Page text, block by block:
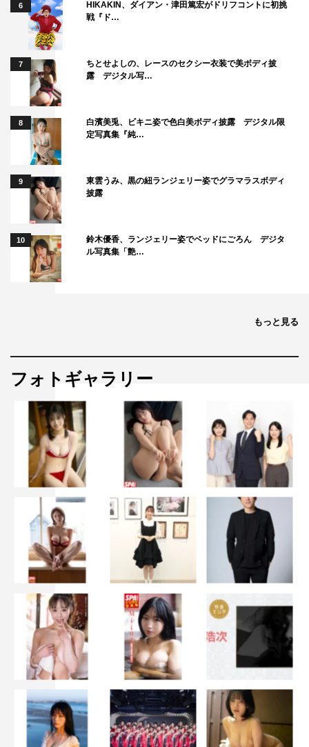
6
HIKAKIN、ダイアン・津田篤宏がドリフコントに初挑
戦『ド…
7
ちとせよしの、レースのセクシー衣装で美ボディ披
露 デジタル写…
8
白濱美兎、ビキニ姿で色白美ボディ披露 デジタル限
定写真集『純…
9
東雲うみ、黒の紐ランジェリー姿でグラマラスボディ
披露
10
鈴木優香、ランジェリー姿でベッドにごろん デジタ
ル写真集「艶…
もっと見る
フォトギャラリー